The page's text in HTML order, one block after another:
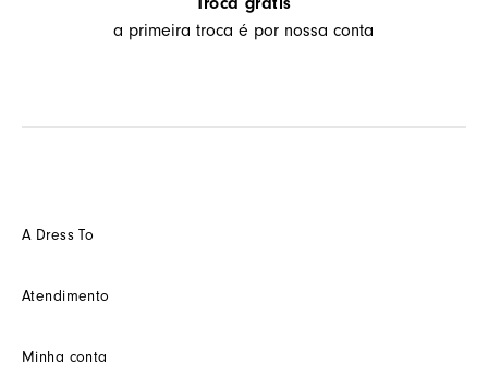
a primeira troca é por nossa conta
A Dress To
Futuro
Seja um(a) cliente multimarca
Atendimento
Como trocar
Minha conta